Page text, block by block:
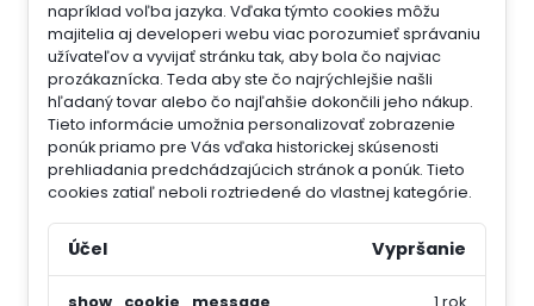
napríklad voľba jazyka. Vďaka týmto cookies môžu
majitelia aj developeri webu viac porozumieť správaniu
užívateľov a vyvijať stránku tak, aby bola čo najviac
prozákaznícka. Teda aby ste čo najrýchlejšie našli
hľadaný tovar alebo čo najľahšie dokončili jeho nákup.
Tieto informácie umožnia personalizovať zobrazenie
ponúk priamo pre Vás vďaka historickej skúsenosti
prehliadania predchádzajúcich stránok a ponúk. Tieto
cookies zatiaľ neboli roztriedené do vlastnej kategórie.
Účel Vypršanie
show_cookie_message
1 rok